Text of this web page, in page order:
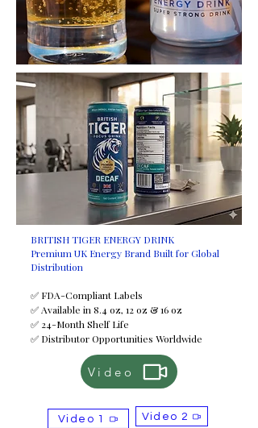
24 bokser per brett
6 bokser per gjennomsiktig
innpakning
4 omslag per brett
Fargede innpakninger er tilgjengelige
på forespørsel mot et tillegg i prisen.
Sertifiseringer
ISO
FSSC
GMP
HACCP
Minimumsbestillingsmengde (MOQ)
2950 brett
BRITISH TIGER ENERGY DRINK
Premium UK Energy Brand Built for Global
Distribution
✅ FDA-Compliant Labels
✅ Available in 8.4 oz, 12 oz & 16 oz
✅ 24-Month Shelf Life
✅ Distributor Opportunities Worldwide
Video
Video 1 Video 2